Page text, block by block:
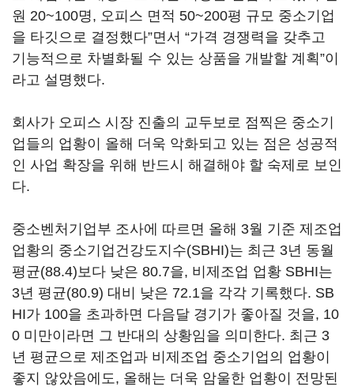
원 20~100명, 오피스 면적 50~200평 규모 중소기업
을 타깃으로 결정했다”면서 “가격 경쟁력을 갖추고
기능적으로 차별화될 수 있는 상품을 개발할 계획”이
라고 설명했다.
회사가 오피스 시장 진출의 교두보로 점찍은 중소기
업들의 업황이 올해 더욱 악화되고 있는 점은 성공적
인 사업 확장을 위해 반드시 해결해야 할 숙제로 보인
다.
중소벤처기업부 조사에 따르면 올해 3월 기준 제조업
업황의 중소기업건강도지수(SBHI)는 최근 3년 동월
평균(88.4)보다 낮은 80.7을, 비제조업 업황 SBHI는
3년 평균(80.9) 대비 낮은 72.1을 각각 기록했다. SB
HI가 100을 초과하면 다음달 경기가 좋아질 것을, 10
0 미만이라면 그 반대의 상황임을 의미한다. 최근 3
년 평균으로 제조업과 비제조업 중소기업의 업황이
좋지 않았음에도, 올해는 더욱 암울한 업황이 전망된